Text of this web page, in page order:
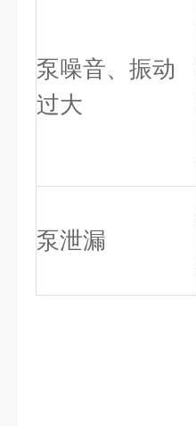
泵噪音、振动
过大
泵泄漏